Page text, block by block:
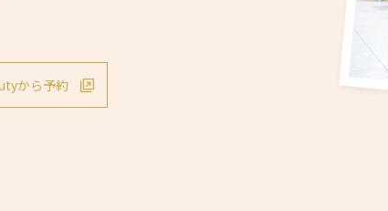
から予約